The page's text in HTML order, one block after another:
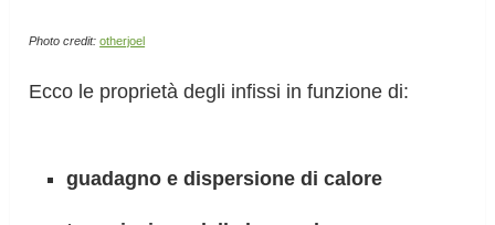
Photo credit: otherjoel
Ecco le proprietà degli infissi in funzione di:
guadagno e dispersione di calore